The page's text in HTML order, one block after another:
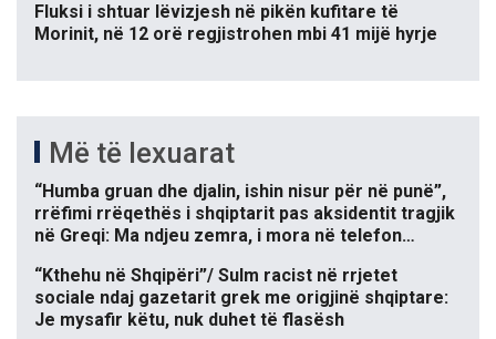
Fluksi i shtuar lëvizjesh në pikën kufitare të
Morinit, në 12 orë regjistrohen mbi 41 mijë hyrje
Më të lexuarat
“Humba gruan dhe djalin, ishin nisur për në punë”,
rrëfimi rrëqethës i shqiptarit pas aksidentit tragjik
në Greqi: Ma ndjeu zemra, i mora në telefon…
“Kthehu në Shqipëri”/ Sulm racist në rrjetet
sociale ndaj gazetarit grek me origjinë shqiptare:
Je mysafir këtu, nuk duhet të flasësh